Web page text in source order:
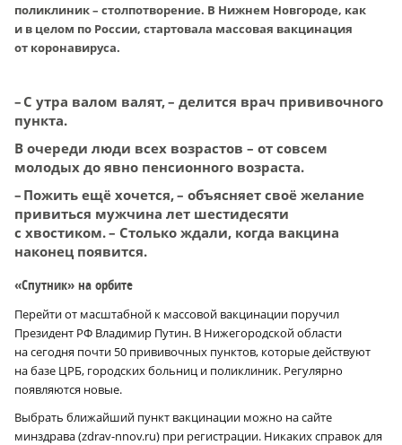
поликлиник – столпотворение. В Нижнем Новгороде, как
и в целом по России, стартовала массовая вакцинация
от коронавируса.
– С утра валом валят, – делится врач прививочного
пункта.
В очереди люди всех возрастов – от совсем
молодых до явно пенсионного возраста.
– Пожить ещё хочется, – объясняет своё желание
привиться мужчина лет шестидесяти
с хвостиком. – Столько ждали, когда вакцина
наконец появится.
«Спутник» на орбите
Перейти от масштабной к массовой вакцинации поручил
Президент РФ Владимир Путин. В Нижегородской области
на сегодня почти 50 прививочных пунктов, которые действуют
на базе ЦРБ, городских больниц и поликлиник. Регулярно
появляются новые.
Выбрать ближайший пункт вакцинации можно на сайте
минздрава (zdrav-nnov.ru) при регистрации. Никаких справок для